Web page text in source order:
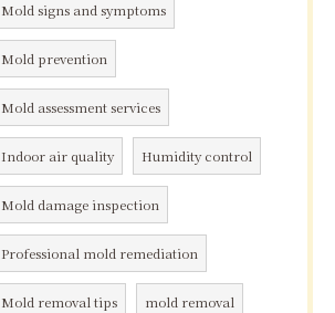
Mold signs and symptoms
Mold prevention
Mold assessment services
Indoor air quality Humidity control
Mold damage inspection
Professional mold remediation
Mold removal tips mold removal